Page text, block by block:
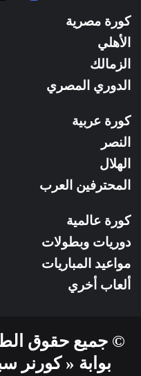
كورة مصرية
الأهلي
الزمالك
الدوري المصري
كورة عربية
النصر
الهلال
المحترفين العرب
كورة عالمية
دوريات وبطولات
مواعيد المباريات
ألعاب أخري
© جميع حقوق
بوابة « كورنر